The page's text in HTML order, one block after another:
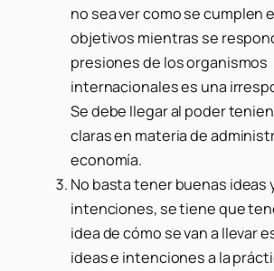
no sea ver como se cumplen
objetivos mientras se
presiones de los organismos
internacionales es una
Se debe llegar al poder
claras en materia de
economía.
No basta tener buenas ideas
intenciones, se tiene que
idea de cómo se van a llevar
ideas e intenciones a la